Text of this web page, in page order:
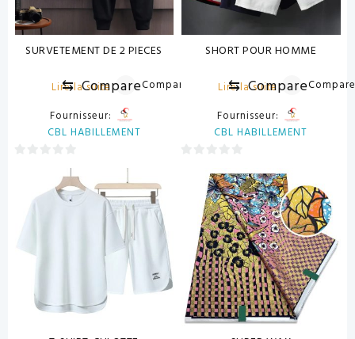
SURVETEMENT DE 2 PIECES
Lire la suite
⇆ CompareCompare
Fournisseur:
CBL HABILLEMENT
SHORT POUR HOMME
Lire la suite
⇆ Compare
Fournisseur:
CBL HABILLEMENT